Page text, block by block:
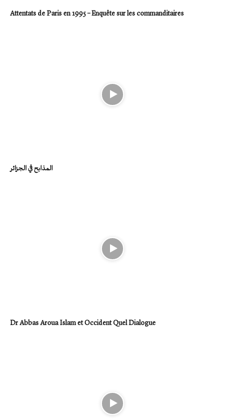
Attentats de Paris en 1995 – Enquête sur les commanditaires
المذابح في الجزائر
Dr Abbas Aroua Islam et Occident Quel Dialogue